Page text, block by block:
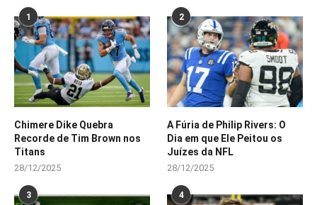
1
Chimere Dike Quebra
Recorde de Tim Brown nos
Titans
28/12/2025
2
A Fúria de Philip Rivers: O
Dia em que Ele Peitou os
Juízes da NFL
28/12/2025
3 4